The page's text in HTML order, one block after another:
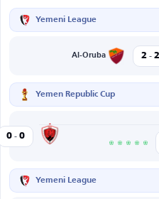
Yemeni League
Al-Oruba 2 - 2
Yemen Republic Cup
0 - 0
Yemeni League